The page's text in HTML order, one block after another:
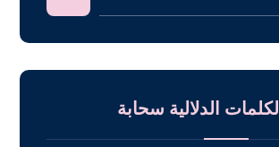
الكلمات الدلالية سحابة